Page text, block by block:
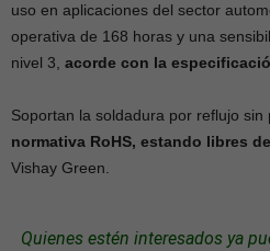
uso en aplicaciones del sector
operativa de 168 horas y una
nivel 3, acorde con la
Soportan la soldadura por reflujo sin
normativa RoHS, estando libres
Vishay Green.
Quienes estén interesados ya